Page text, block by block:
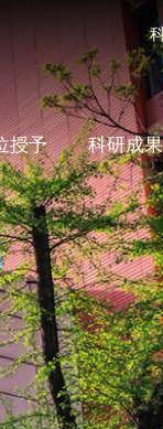
授予 科研成果